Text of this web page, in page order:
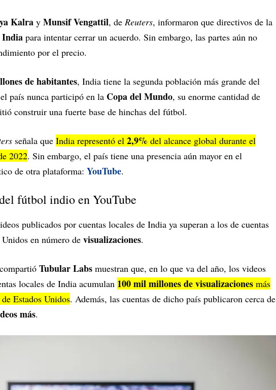
Kalra y Munsif Vengattil, de Reuters, informaron que directivos de la
India para intentar cerrar un acuerdo. Sin embargo, las partes aún no
por el precio.
de habitantes, India tiene la segunda población más grande del
país nunca participó en la Copa del Mundo, su enorme cantidad de
construir una fuerte base de hinchas del fútbol.
señala que India representó el 2,9% del alcance global durante el
2022. Sin embargo, el país tiene una presencia aún mayor en el
de otra plataforma: YouTube.
fútbol indio en YouTube
publicados por cuentas locales de India ya superan a los de cuentas
en número de visualizaciones.
Tubular Labs muestran que, en lo que va del año, los videos
locales de India acumulan 100 mil millones de visualizaciones más
Estados Unidos. Además, las cuentas de dicho país publicaron cerca de
más.